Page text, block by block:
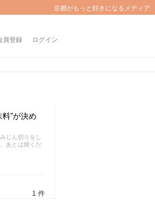
京都がもっと好きになるメディア
員登録 ログイン
”が決め
じん切りをし
あとは焼くだ
1 件